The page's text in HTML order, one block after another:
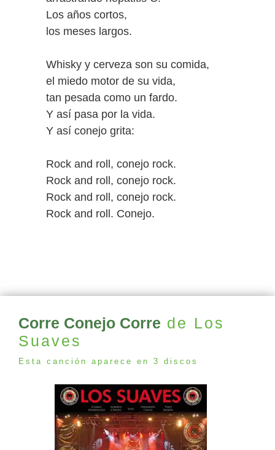
Los años cortos,
los meses largos.
Whisky y cerveza son su comida,
el miedo motor de su vida,
tan pesada como un fardo.
Y así pasa por la vida.
Y así conejo grita:
Rock and roll, conejo rock.
Rock and roll, conejo rock.
Rock and roll, conejo rock.
Rock and roll. Conejo.
Corre Conejo Corre de Los
Suaves
Esta canción aparece en 3 discos